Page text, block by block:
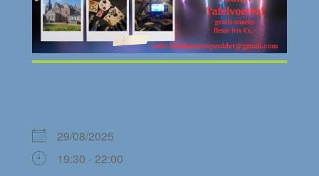
29/08/2025
19:30 - 22:00